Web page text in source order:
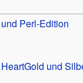
Perl-Edition
und